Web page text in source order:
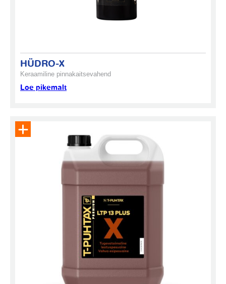
HÜDRO-X
Keraamiline pinnakaitsevahend
Loe pikemalt
Eemalda toode päringukorvist